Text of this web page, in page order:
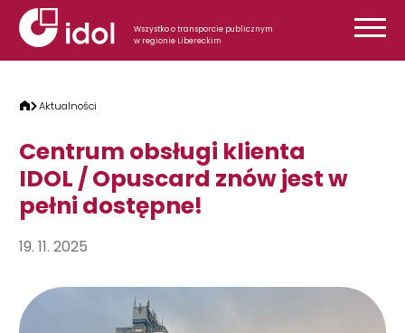
Przejdź do treści
Wszystko o transporcie publicznym
w regionie Libereckim
Aktualności
Centrum obsługi klienta
IDOL / Opuscard znów jest w
pełni dostępne!
19. 11. 2025